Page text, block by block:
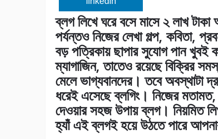
ব্লগ লিখে ঘরে বসে মাসে ২ লাখ
পর্যন্তও নিজের লেখা গল্প, কবিতা,
বড় পত্রিকায় ছাপার সুযোগ পান
ম্যাগাজিন, তাতেও রয়েছে
মেলে ভাগ্যবানদের। তবে অবস্থাটা
ধরেই এসেছে ব্লগিং। নিজের
দেওয়ার সহজ উপায় ব্লগ। নিয়মিত
হ্যাঁ এই ব্লগই হয়ে উঠতে পারে